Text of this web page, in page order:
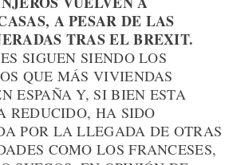
A PESAR DE LAS
TRAS EL BREXIT.
SIGUEN SIENDO LOS
QUE MÁS VIVIENDAS
ESPAÑA Y, SI BIEN ESTA
REDUCIDO, HA SIDO
POR LA LLEGADA DE OTRAS
COMO LOS FRANCESES,